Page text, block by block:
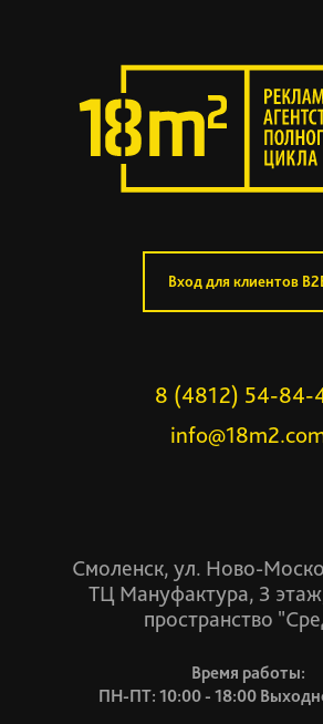
Смоленск, ул. Ново-
ТЦ Мануфактура, 3
пространство
8 (4812) 54-84-
Время работы:
ПН-ПТ: 10:00 - 18:00
Вход для клиентов